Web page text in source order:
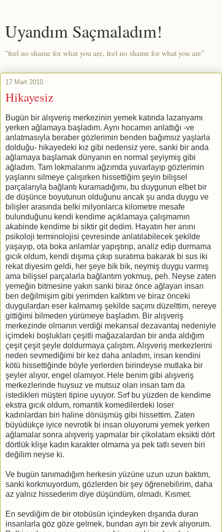
Uyandım Saçmaladım!
"feel no shame for what you are, feel no shame for what you are"
17 Mart 2010
Hikayesiz
Bugün bir alışveriş merkezinin yemek katında lazanyamı
yerken ağlamaya başladım. Aynı hocamın anlattığı -ve
anlatmasıyla beraber gözlerimin benden bağımsız yaşlarla
dolduğu- hikayedeki kız gibi nedensiz yere, sanki bir anda
ağlamaya başlamak dünyanın en normal şeyiymiş gibi
ağladım. Tam lokmalarımı ağzımda yuvarlayıp gözlerimin
yaşlarını silmeye çalışırken hissettiğim şeyin bilişsel
parçalarıyla bağlantı kuramadığımı, bu duygunun elbet bir
de düşünce boyutunun olduğunu ancak şu anda duygu ve
bilişler arasında belki milyonlarca kilometre mesafe
bulunduğunu kendi kendime açıklamaya çalışmamın
akabinde kendime bi siktir git dedim. Hayatın her anını
psikoloji terminolojisi çevresinde anlatılabilecek şekilde
yaşayıp, ota boka anlamlar yapıştırıp, analiz edip durmama
gıcık oldum, kendi dışıma çıkıp suratıma bakarak bi sus iki
rekat diyesim geldi, her şeye bik bik, neymiş duygu varmış
ama bilişsel parçalarla bağlantım yokmuş, peh. Neyse zaten
yemeğin bitmesine yakın sanki biraz önce ağlayan insan
ben değilmişim gibi yerimden kalktım ve biraz önceki
duygulardan eser kalmamış şekilde saçımı düzelttim, nereye
gittiğimi bilmeden yürümeye başladım. Bir alışveriş
merkezinde olmanın verdiği mekansal dezavantaj nedeniyle
içimdeki boşlukları çeşitli mağazalardan bir anda aldığım
çeşit çeşit şeyle doldurmaya çalıştım. Alışveriş merkezlerini
neden sevmediğimi bir kez daha anladım, insan kendini
kötü hissettiğinde böyle yerlerden birindeyse mutlaka bir
şeyler alıyor, engel olamıyor. Hele benim gibi alışveriş
merkezlerinde huysuz ve mutsuz olan insan tam da
istedikleri müşteri tipine uyuyor. Sırf bu yüzden de kendime
ekstra gıcık oldum, romantik komedilerdeki loser
kadınlardan biri haline dönüşmüş gibi hissettim. Zaten
büyüdükçe iyice nevrotik bi insan oluyorumi yemek yerken
ağlamalar sonra alışveriş yapmalar bir çikolatam eksikti dört
dörtlük klişe kadın karakter olmama ya pek tatlı seven biri
değilim neyse ki.
Ve bugün tanımadığım herkesin yüzüne uzun uzun baktım,
sanki korkmuyordum, gözlerden bir şey öğrenebilirim, daha
az yalnız hissederim diye düşündüm, olmadı. Kısmet.
En sevdiğim de bir otobüsün içindeyken dışarıda duran
insanlarla göz göze gelmek, bundan ayrı bir zevk alıyorum.